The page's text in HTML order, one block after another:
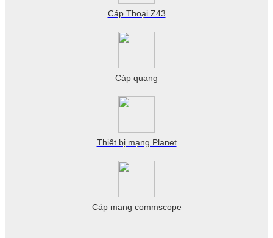
Cáp Thoại Z43
Cáp quang
Thiết bị mạng Planet
Cáp mạng commscope